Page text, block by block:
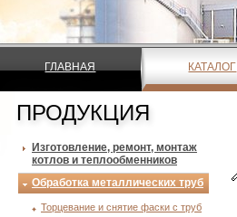
ГЛАВНАЯ КАТАЛОГ
ПРОДУКЦИЯ
Изготовление, ремонт, монтаж
котлов и теплообменников
Обработка металлических труб
Торцевание и снятие фаски с труб